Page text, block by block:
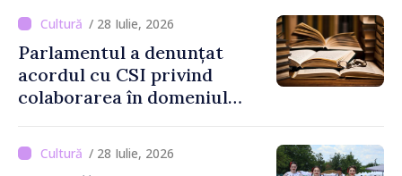
de-a șasea ediție
/ 28 Iulie, 2026
Parlamentul a denunțat
acordul cu CSI privind
colaborarea în domeniul
/ 28 Iulie, 2026